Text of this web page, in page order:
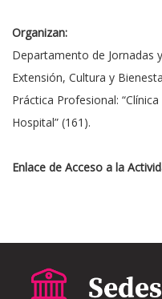
Organizan:
Departamento de Jornadas
Extensión, Cultura y
Práctica Profesional:
Hospital” (161).
Enlace de Acceso a la